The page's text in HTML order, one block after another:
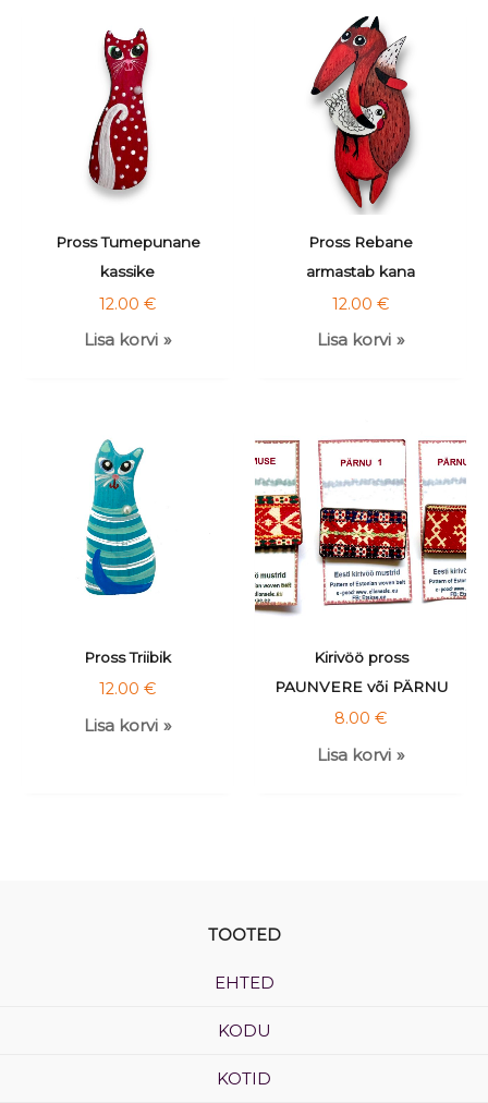
Pross Tumepunane
kassike
12.00 €
Lisa korvi
Pross Rebane
armastab kana
12.00 €
Lisa korvi
Pross Triibik
12.00 €
Lisa korvi
Kirivöö pross
PAUNVERE või PÄRNU
8.00 €
Lisa korvi
TOOTED
EHTED
KODU
KOTID